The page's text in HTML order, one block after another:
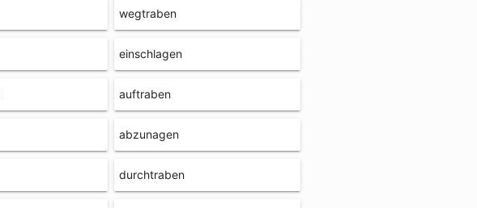
wegtraben
einschlagen
auftraben
abzunagen
durchtraben